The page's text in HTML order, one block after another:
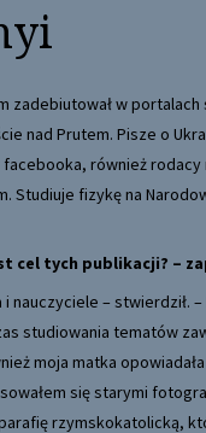
zadebiutował w portalach
nad Prutem. Pisze o
również rodacy
fizykę na
cel tych publikacji? –
nauczyciele – stwierdził.
studiowania tematów
moja matka
się starymi
rzymskokatolicką,